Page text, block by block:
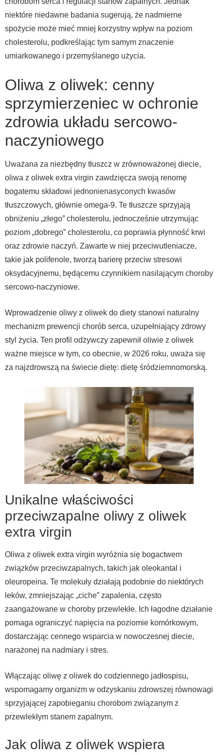
niektóre niedawne badania sugerują, że nadmierne
spożycie może mieć mniej korzystny wpływ na poziom
cholesterolu, podkreślając tym samym znaczenie
umiarkowanego i przemyślanego użycia.
Oliwa z oliwek: cenny
sprzymierzeniec w ochronie
zdrowia układu sercowo-
naczyniowego
Uważana za niezbędny tłuszcz w zrównoważonej diecie,
oliwa z oliwek extra virgin zawdzięcza swoją renomę
bogatemu składowi jednonienasyconych kwasów
tłuszczowych, głównie omega-9. Te tłuszcze sprzyjają
obniżeniu „złego” cholesterolu, jednocześnie utrzymując
poziom „dobrego” cholesterolu, co poprawia płynność krwi
oraz zdrowie naczyń. Zawarte w niej przeciwutleniacze,
takie jak polifenole, tworzą barierę przeciw stresowi
oksydacyjnemu, będącemu czynnikiem nasilającym choroby
sercowo-naczyniowe.
Wprowadzenie oliwy z oliwek do diety stanowi naturalny
mechanizm prewencji chorób serca, uzupełniający zdrowy
styl życia. Ten profil odżywczy zapewnił oliwie z oliwek
ważne miejsce w tym, co obecnie, w 2026 roku, uważa się
za najzdrowszą na świecie dietę: dietę śródziemnomorską.
Unikalne właściwości
przeciwzapalne oliwy z oliwek
extra virgin
Oliwa z oliwek extra virgin wyróżnia się bogactwem
związków przeciwzapalnych, takich jak oleokantal i
oleuropeina. Te molekuły działają podobnie do niektórych
leków, zmniejszając „ciche” zapalenia, często
zaangażowane w choroby przewlekłe. Ich łagodne działanie
pomaga ograniczyć napięcia na poziomie komórkowym,
dostarczając cennego wsparcia w nowoczesnej diecie,
narażonej na nadmiary i stres.
Włączając oliwę z oliwek do codziennego jadłospisu,
wspomagamy organizm w odzyskaniu zdrowszej równowagi
sprzyjającej zapobieganiu chorobom związanym z
przewlekłym stanem zapalnym.
Jak oliwa z oliwek wspiera